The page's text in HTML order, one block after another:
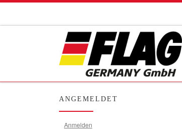
ANGEMELDET
Anmelden